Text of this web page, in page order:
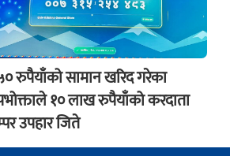
रुपैयाँको सामान खरिद गरेका
१० लाख रुपैयाँको करदाता
उपहार जिते